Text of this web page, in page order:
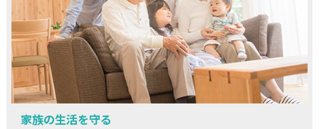
家族の生活を守る